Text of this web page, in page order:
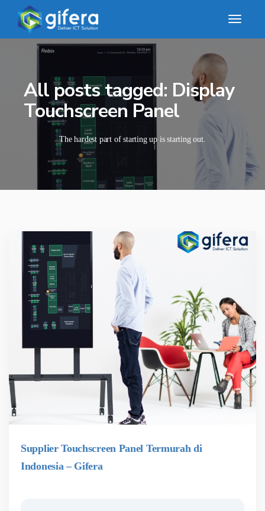
All posts tagged: Display
Touchscreen Panel
The hardest part of starting up is starting out.
Supplier Touchscreen Panel Termurah di
Indonesia – Gifera